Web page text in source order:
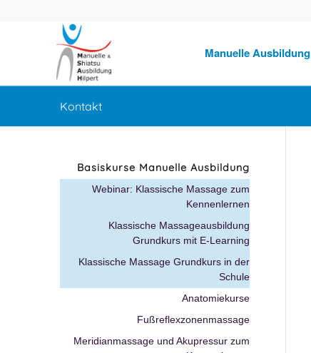
Manuelle Ausbildung
Kontakt
Basiskurse Manuelle Ausbildung
Webinar: Klassische Massage zum
Kennenlernen
Klassische Massageausbildung
Grundkurs mit E-Learning
Klassische Massage Grundkurs in der
Schule
Anatomiekurse
Fußreflexzonenmassage
Meridianmassage und Akupressur zum